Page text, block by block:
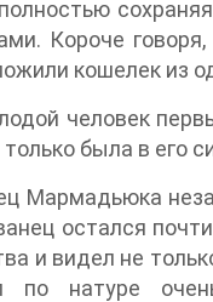
Короче
кошелек из
человек
была в его
Мармадьюка
остался
и видел не
по натуре